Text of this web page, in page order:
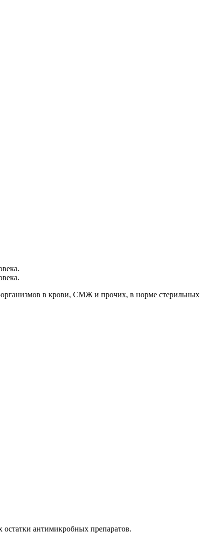
в крови, СМЖ и прочих, в норме стерильных
остатки антимикробных препаратов.